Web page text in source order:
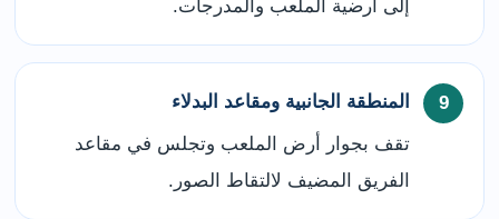
إلى أرضية الملعب والمدرجات.
المنطقة الجانبية ومقاعد البدلاء
تقف بجوار أرض الملعب وتجلس في مقاعد
الفريق المضيف لالتقاط الصور.